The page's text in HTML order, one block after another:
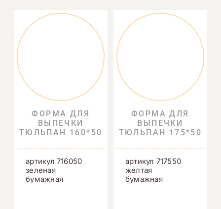
ФОРМА ДЛЯ
ВЫПЕЧКИ
ТЮЛЬПАН 160*50
артикул 716050
зеленая
бумажная
ФОРМА ДЛЯ
ВЫПЕЧКИ
ТЮЛЬПАН 175*50
артикул 717550
желтая
бумажная